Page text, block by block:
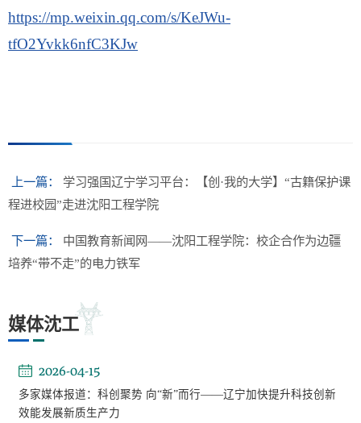
https://mp.weixin.qq.com/s/KeJWu-
tfO2Yvkk6nfC3KJw
上一篇：
学习强国辽宁学习平台：【创·我的大学】“古籍保护课
程进校园”走进沈阳工程学院
下一篇：
中国教育新闻网——沈阳工程学院：校企合作为边疆
培养“带不走”的电力铁军
媒体沈工
2026-04-15
多家媒体报道：科创聚势 向“新”而行——辽宁加快提升科技创新
效能发展新质生产力